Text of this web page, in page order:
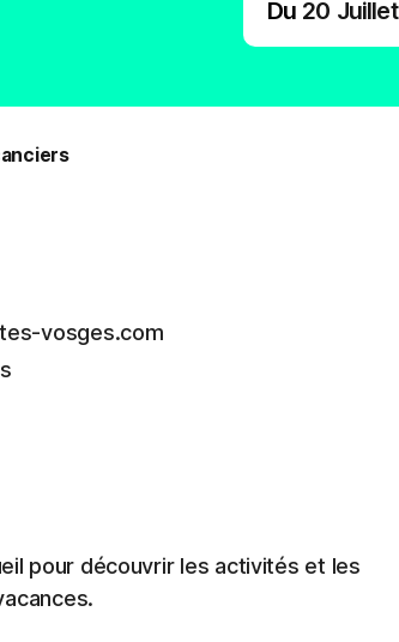
Du 20 Juillet
vosges.com
pour découvrir les activités et les